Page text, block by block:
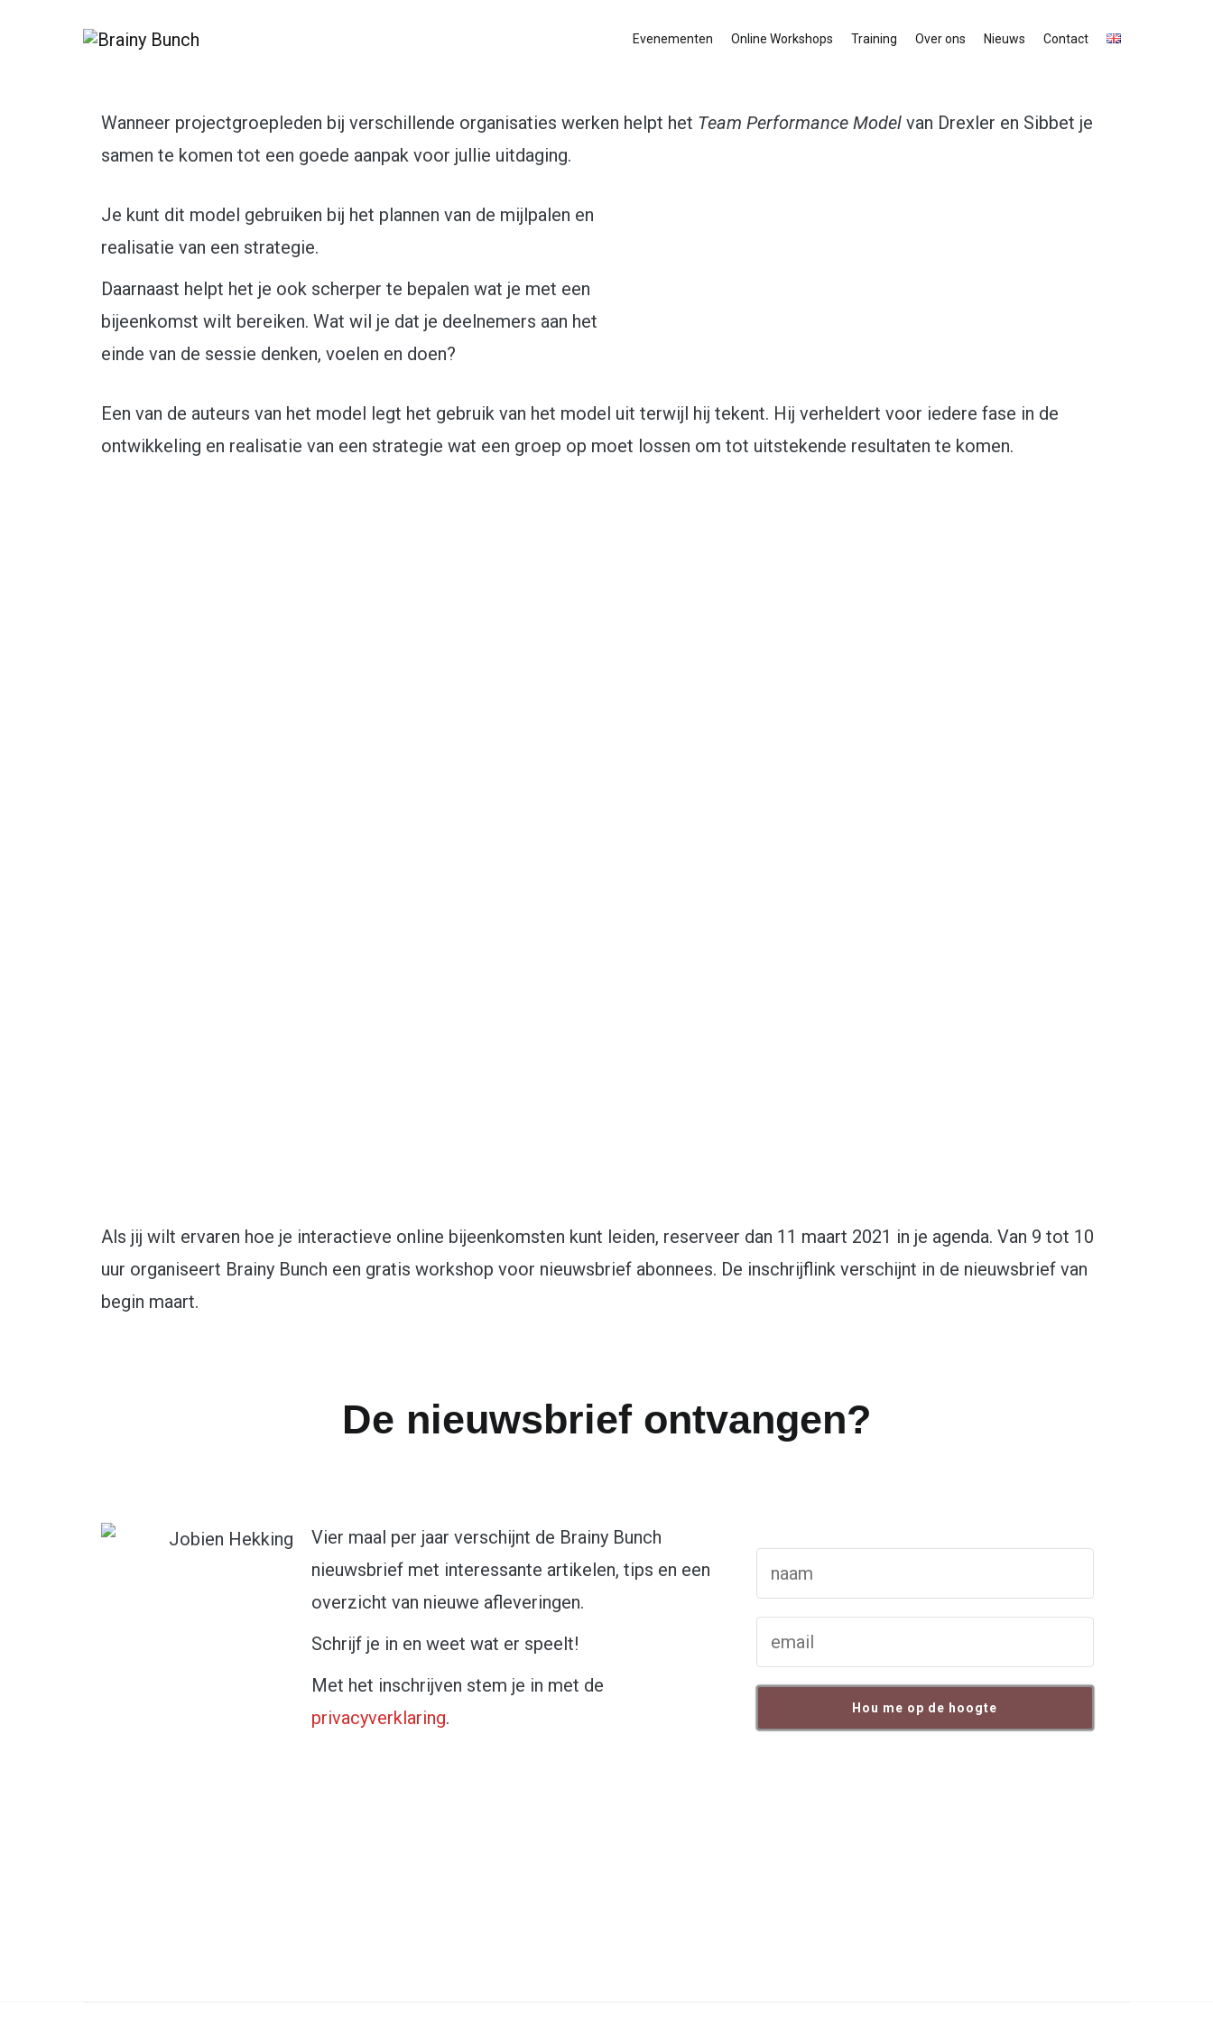
Evenementen Online Workshops Training Over ons Nieuws Contact
Wanneer projectgroepleden bij verschillende organisaties werken helpt het Team Performance Model van Drexler en Sibbet je
samen te komen tot een goede aanpak voor jullie uitdaging.
Je kunt dit model gebruiken bij het plannen van de mijlpalen en
realisatie van een strategie.
Daarnaast helpt het je ook scherper te bepalen wat je met een
bijeenkomst wilt bereiken. Wat wil je dat je deelnemers aan het
einde van de sessie denken, voelen en doen?
Een van de auteurs van het model legt het gebruik van het model uit terwijl hij tekent. Hij verheldert voor iedere fase in de
ontwikkeling en realisatie van een strategie wat een groep op moet lossen om tot uitstekende resultaten te komen.
Als jij wilt ervaren hoe je interactieve online bijeenkomsten kunt leiden, reserveer dan 11 maart 2021 in je agenda. Van 9 tot 10
uur organiseert Brainy Bunch een gratis workshop voor nieuwsbrief abonnees. De inschrijflink verschijnt in de nieuwsbrief van
begin maart.
De nieuwsbrief ontvangen?
Vier maal per jaar verschijnt de Brainy Bunch
nieuwsbrief met interessante artikelen, tips en een
overzicht van nieuwe afleveringen.
Schrijf je in en weet wat er speelt!
Met het inschrijven stem je in met de
privacyverklaring. Hou me op de hoogte